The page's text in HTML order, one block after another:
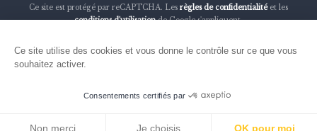
Ce site est protégé par reCAPTCHA. Les règles de confidentialitéet les
conditions d'utilisationde Google s'appliquent.
Ce site utilise des cookies et vous donne le contrôle sur ce que vous
souhaitez activer.
Consentements certifiés par
Non merci Je choisis OK pour moi